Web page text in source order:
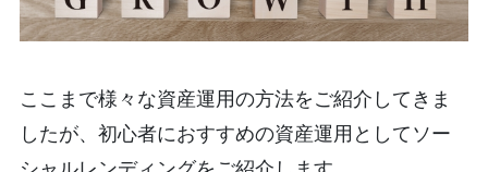
ここまで様々な資産運用の方法をご紹介してきま
したが、初心者におすすめの資産運用としてソー